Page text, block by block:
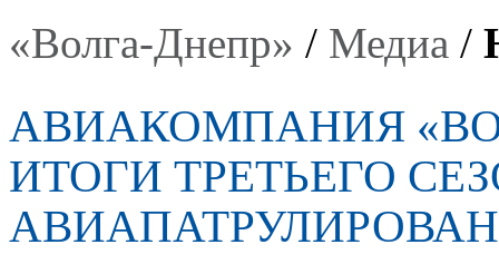
«Волга-Днепр» / Медиа /
АВИАКОМПАНИЯ
ИТОГИ ТРЕТЬЕГО